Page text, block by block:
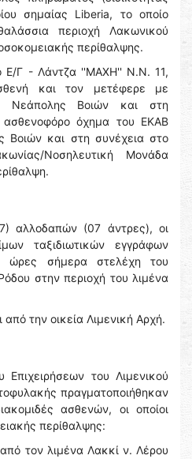
σημαίας Liberia, το οποίο
περιοχή Λακωνικού
περίθαλψης.
Ε/Γ - Λάντζα ''ΜΑΧΗ'' Ν.Ν. 11,
και τον μετέφερε με
Νεάπολης Βοιών και στη
ασθενοφόρο όχημα του ΕΚΑΒ
Βοιών και στη συνέχεια στο
Νοσηλευτική Μονάδα
αλλοδαπών (07 άντρες), οι
ταξιδιωτικών εγγράφων
ώρες σήμερα στελέχη του
στην περιοχή του λιμένα
από την οικεία Λιμενική Αρχή.
του Λιμενικού
πραγματοποιήθηκαν
ασθενών, οι οποίοι
περίθαλψης:
τον λιμένα Λακκί ν. Λέρου